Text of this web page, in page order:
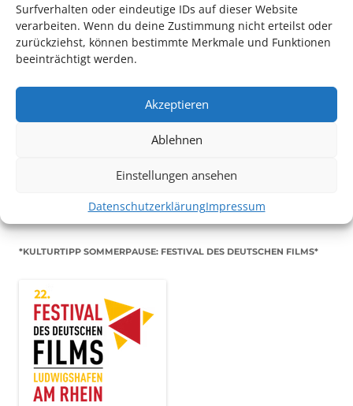
Surfverhalten oder eindeutige IDs auf dieser Website
verarbeiten. Wenn du deine Zustimmung nicht erteilst oder
zurückziehst, können bestimmte Merkmale und Funktionen
beeinträchtigt werden.
Akzeptieren
Ablehnen
Einstellungen ansehen
DatenschutzerklärungImpressum
TECHNIK SUPPORT GESUCHT!
Mithilfe im Bereich Technik. Sie haben Interesse? Dann
*KULTURTIPP SOMMERPAUSE: FESTIVAL DES DEUTSCHEN FILMS*